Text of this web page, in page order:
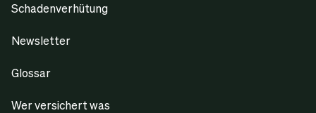
Schadenverhütung
Newsletter
Glossar
Wer versichert was